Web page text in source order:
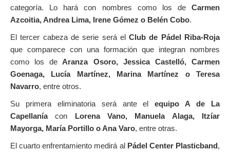
categoría. Lo hará con nombres como los de Carmen
Azcoitia, Andrea Lima, Irene Gómez o Belén Cobo.
El tercer cabeza de serie será elClub de Pádel Riba-Roja
que comparece con una formación que integran nombres
como los de Aranza Osoro, Jessica Castelló, Carmen
Goenaga, Lucía Martínez, Marina Martínez o Teresa
Navarro, entre otros.
Su primera eliminatoria será ante elequipo A de La
Capellaníacon Lorena Vano, Manuela Alaga, Itzíar
Mayorga, María Portillo o Ana Varo, entre otras.
El cuarto enfrentamiento medirá al Pádel Center Plasticband,